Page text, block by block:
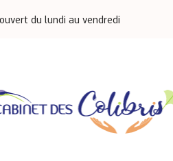
du lundi au vendredi